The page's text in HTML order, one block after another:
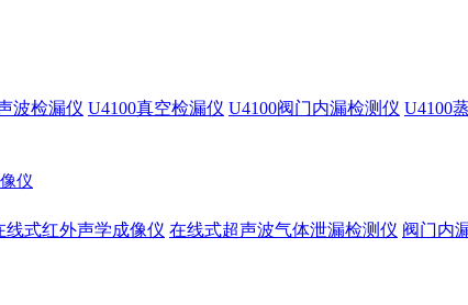
波检漏仪 U4100真空检漏仪 U4100阀门内漏检测仪 U4100
仪
线式红外声学成像仪 在线式超声波气体泄漏检测仪 阀门内